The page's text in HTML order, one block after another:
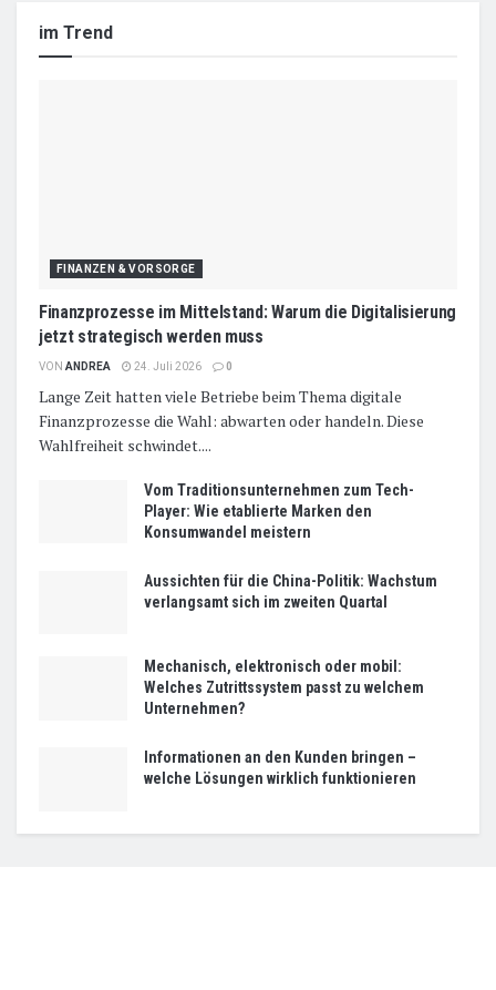
im Trend
FINANZEN & VORSORGE
Finanzprozesse im Mittelstand: Warum die Digitalisierung
jetzt strategisch werden muss
VON ANDREA 24. Juli 2026 0
Lange Zeit hatten viele Betriebe beim Thema digitale
Finanzprozesse die Wahl: abwarten oder handeln. Diese
Wahlfreiheit schwindet....
Vom Traditionsunternehmen zum Tech-
Player: Wie etablierte Marken den
Konsumwandel meistern
Aussichten für die China-Politik: Wachstum
verlangsamt sich im zweiten Quartal
Mechanisch, elektronisch oder mobil:
Welches Zutrittssystem passt zu welchem
Unternehmen?
Informationen an den Kunden bringen –
welche Lösungen wirklich funktionieren